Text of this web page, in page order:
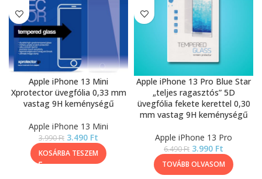
Apple iPhone 13 Mini
Xprotector üvegfólia 0,33 mm
vastag 9H keménységű
Apple iPhone 13 Mini
3.990Ft 3.490 Ft
KOSÁRBA TESZEM
Apple iPhone 13 Pro Blue Star
„teljes ragasztós” 5D
üvegfólia fekete kerettel 0,30
mm vastag 9H keménységű
Apple iPhone 13 Pro
6.490Ft 3.990 Ft
TOVÁBB OLVASOM